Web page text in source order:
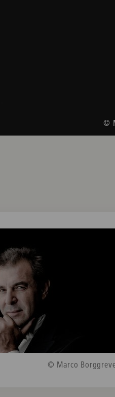
©
© Marco